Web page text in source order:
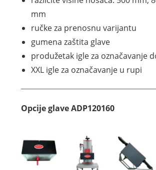
mm
ručke za prenosnu varijantu
gumena zaštita glave
produžetak igle za označavanje
XXL igle za označavanje u rupi
Opcije glave ADP120160